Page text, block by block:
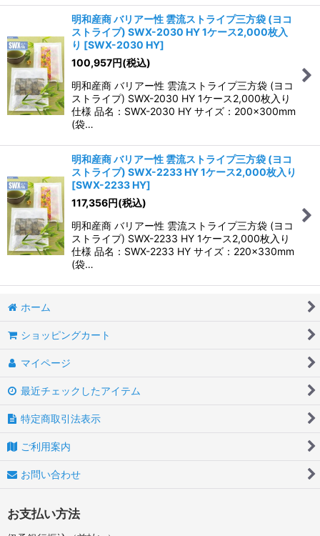
明和産商 バリアー性 雲流ストライプ三方袋 (ヨコ
ストライプ) SWX-2030 HY 1ケース2,000枚入
り [SWX-2030 HY]
100,957円(税込)
明和産商 バリアー性 雲流ストライプ三方袋 (ヨコ
ストライプ) SWX-2030 HY 1ケース2,000枚入り
仕様 品名：SWX-2030 HY サイズ：200×300mm
(袋…
明和産商 バリアー性 雲流ストライプ三方袋 (ヨコ
ストライプ) SWX-2233 HY 1ケース2,000枚入り
[SWX-2233 HY]
117,356円(税込)
明和産商 バリアー性 雲流ストライプ三方袋 (ヨコ
ストライプ) SWX-2233 HY 1ケース2,000枚入り
仕様 品名：SWX-2233 HY サイズ：220×330mm
(袋…
ホーム
ショッピングカート
マイページ
最近チェックしたアイテム
特定商取引法表示
ご利用案内
お問い合わせ
お支払い方法